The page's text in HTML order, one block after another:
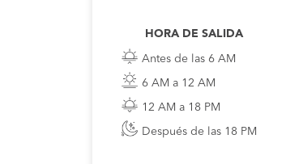
HORA DE SALIDA
Antes de las 6 AM
6 AM a 12 AM
12 AM a 18 PM
Después de las 18 PM